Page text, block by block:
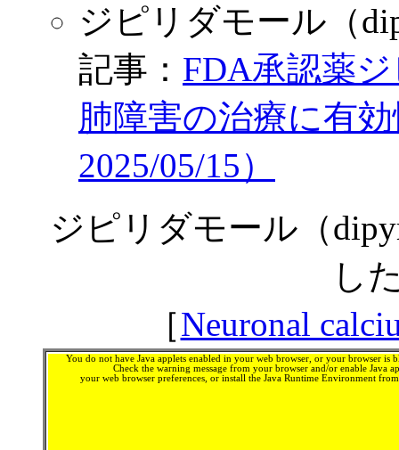
ジピリダモール（
記事： FDA承認薬
肺障害の治療に有効
2025/05/15）
ジピリダモール（
し
［Neuronal
You do not have Java applets enabled in your web browser, or your browser is
Check the warning message from your browser and/or enable Java
your web browser preferences, or install the Java Runtime Environment